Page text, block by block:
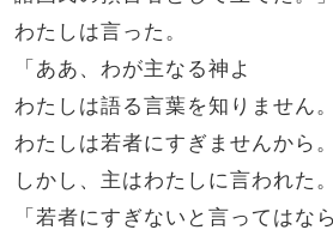
わたしは言った。
「ああ、わが主なる神よ
わたしは語る言葉を知りません。
わたしは若者にすぎませんから。
しかし、主はわたしに言われた。
「若者にすぎないと言ってはな